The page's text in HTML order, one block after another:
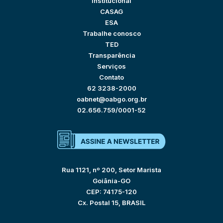
CASAG
ESA
Trabalhe conosco
TED
Transparência
Serviços
Contato
62 3238-2000
oabnet@oabgo.org.br
02.656.759/0001-52
Rua 1121, nº 200, Setor Marista
Goiânia-GO
CEP: 74175-120
Cx. Postal 15, BRASIL